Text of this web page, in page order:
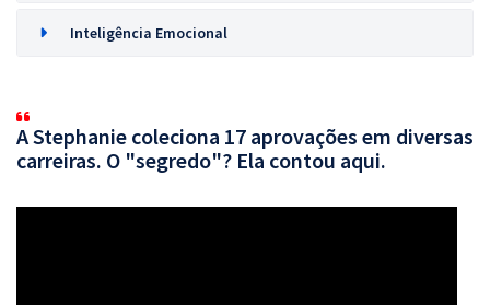
Inteligência Emocional
A Stephanie coleciona 17 aprovações em diversas
carreiras. O "segredo"? Ela contou aqui.